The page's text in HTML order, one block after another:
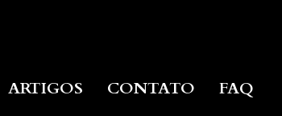
ARTIGOS CONTATO FAQ